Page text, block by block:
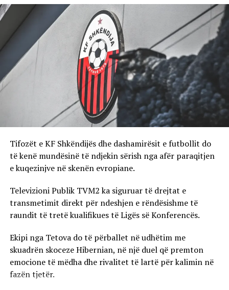
Tifozët e KF Shkëndijës dhe dashamirësit e futbollit do
të kenë mundësinë të ndjekin sërish nga afër paraqitjen
e kuqezinjve në skenën evropiane.
Televizioni Publik TVM2 ka siguruar të drejtat e
transmetimit direkt për ndeshjen e rëndësishme të
raundit të tretë kualifikues të Ligës së Konferencës.
Ekipi nga Tetova do të përballet në udhëtim me
skuadrën skoceze Hibernian, në një duel që premton
emocione të mëdha dhe rivalitet të lartë për kalimin në
fazën tjetër.